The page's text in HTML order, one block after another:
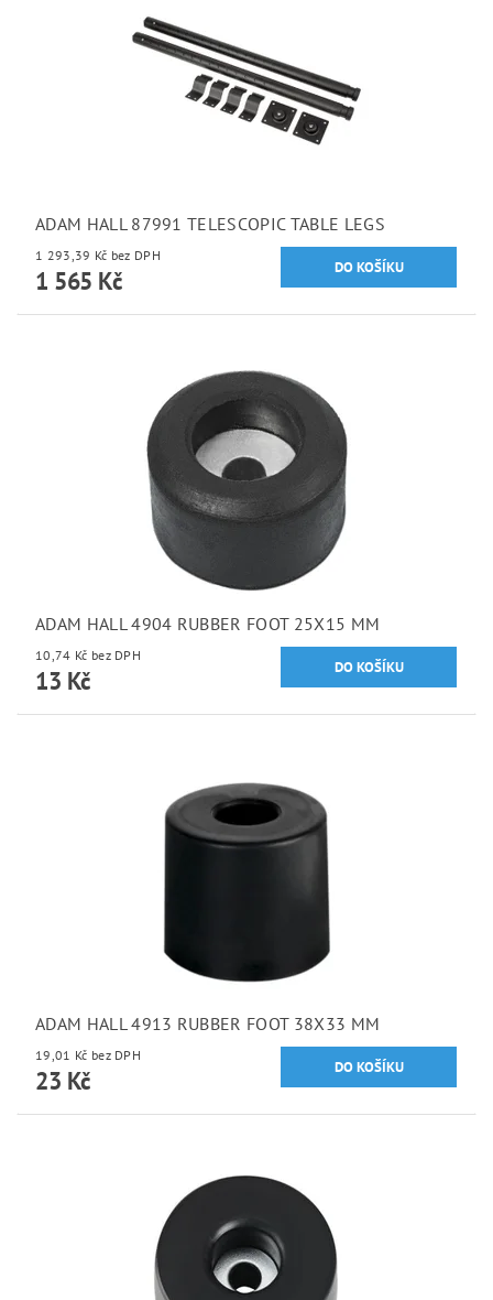
ADAM HALL 87991 TELESCOPIC TABLE LEGS
1 293,39 Kč bez DPH
1 565 Kč
ADAM HALL 4904 RUBBER FOOT 25X15 MM
10,74 Kč bez DPH
13 Kč
ADAM HALL 4913 RUBBER FOOT 38X33 MM
19,01 Kč bez DPH
23 Kč